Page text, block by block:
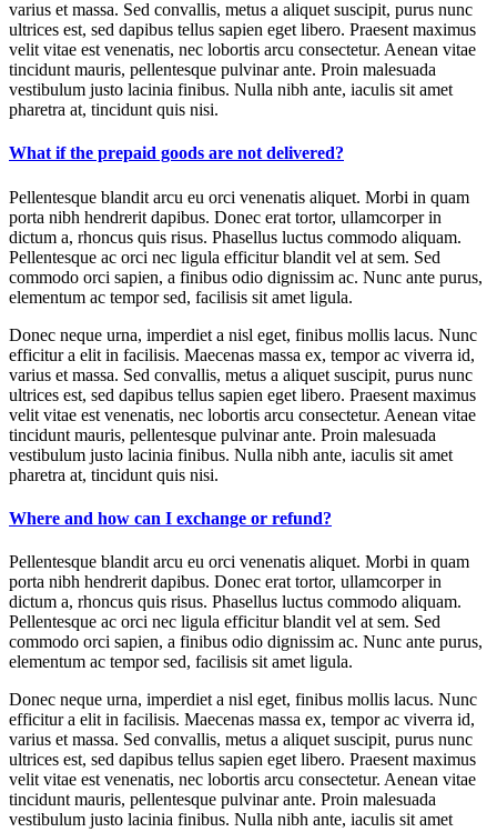
varius et massa. Sed convallis, metus a aliquet suscipit, purus nunc
ultrices est, sed dapibus tellus sapien eget libero. Praesent maximus
velit vitae est venenatis, nec lobortis arcu consectetur. Aenean vitae
tincidunt mauris, pellentesque pulvinar ante. Proin malesuada
vestibulum justo lacinia finibus. Nulla nibh ante, iaculis sit amet
pharetra at, tincidunt quis nisi.
What if the prepaid goods are not delivered?
Pellentesque blandit arcu eu orci venenatis aliquet. Morbi in quam
porta nibh hendrerit dapibus. Donec erat tortor, ullamcorper in
dictum a, rhoncus quis risus. Phasellus luctus commodo aliquam.
Pellentesque ac orci nec ligula efficitur blandit vel at sem. Sed
commodo orci sapien, a finibus odio dignissim ac. Nunc ante purus,
elementum ac tempor sed, facilisis sit amet ligula.
Donec neque urna, imperdiet a nisl eget, finibus mollis lacus. Nunc
efficitur a elit in facilisis. Maecenas massa ex, tempor ac viverra id,
varius et massa. Sed convallis, metus a aliquet suscipit, purus nunc
ultrices est, sed dapibus tellus sapien eget libero. Praesent maximus
velit vitae est venenatis, nec lobortis arcu consectetur. Aenean vitae
tincidunt mauris, pellentesque pulvinar ante. Proin malesuada
vestibulum justo lacinia finibus. Nulla nibh ante, iaculis sit amet
pharetra at, tincidunt quis nisi.
Where and how can I exchange or refund?
Pellentesque blandit arcu eu orci venenatis aliquet. Morbi in quam
porta nibh hendrerit dapibus. Donec erat tortor, ullamcorper in
dictum a, rhoncus quis risus. Phasellus luctus commodo aliquam.
Pellentesque ac orci nec ligula efficitur blandit vel at sem. Sed
commodo orci sapien, a finibus odio dignissim ac. Nunc ante purus,
elementum ac tempor sed, facilisis sit amet ligula.
Donec neque urna, imperdiet a nisl eget, finibus mollis lacus. Nunc
efficitur a elit in facilisis. Maecenas massa ex, tempor ac viverra id,
varius et massa. Sed convallis, metus a aliquet suscipit, purus nunc
ultrices est, sed dapibus tellus sapien eget libero. Praesent maximus
velit vitae est venenatis, nec lobortis arcu consectetur. Aenean vitae
tincidunt mauris, pellentesque pulvinar ante. Proin malesuada
vestibulum justo lacinia finibus. Nulla nibh ante, iaculis sit amet